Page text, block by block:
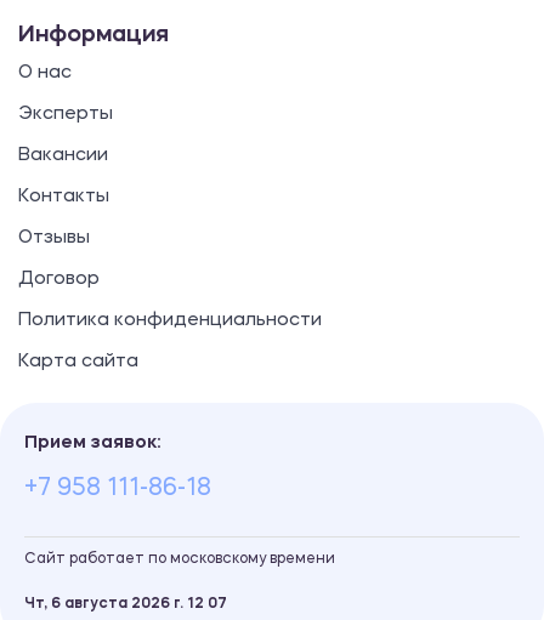
Информация
О нас
Эксперты
Вакансии
Контакты
Отзывы
Договор
Политика конфиденциальности
Карта сайта
Прием заявок:
+7 958 111-86-18
Сайт работает по московскому времени
Чт, 6 августа 2026 г. 12 07